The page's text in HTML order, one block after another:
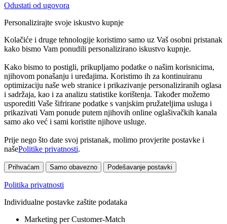
Odustati od ugovora
Personalizirajte svoje iskustvo kupnje
Kolačiće i druge tehnologije koristimo samo uz Vaš osobni pristanak
kako bismo Vam ponudili personalizirano iskustvo kupnje.
Kako bismo to postigli, prikupljamo podatke o našim korisnicima,
njihovom ponašanju i uređajima. Koristimo ih za kontinuiranu
optimizaciju naše web stranice i prikazivanje personaliziranih oglasa
i sadržaja, kao i za analizu statistike korištenja. Također možemo
usporediti Vaše šifrirane podatke s vanjskim pružateljima usluga i
prikazivati Vam ponude putem njihovih online oglašivačkih kanala
samo ako već i sami koristite njihove usluge.
Prije nego što date svoj pristanak, molimo provjerite postavke i
našePolitike privatnosti.
Prihvaćam Samo obavezno Podešavanje postavki
Politika privatnosti
Individualne postavke zaštite podataka
Marketing per Customer-Match